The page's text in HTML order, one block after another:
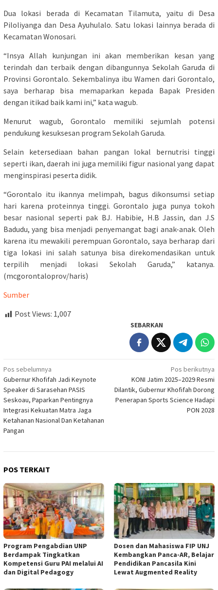
Dua lokasi berada di Kecamatan Tilamuta, yaitu di Desa
Piloliyanga dan Desa Ayuhulalo. Satu lokasi lainnya berada di
Kecamatan Wonosari.
“Insya Allah kunjungan ini akan memberikan kesan yang
terindah dan terbaik dengan dibangunnya Sekolah Garuda di
Provinsi Gorontalo. Sekembalinya ibu Wamen dari Gorontalo,
saya berharap bisa memaparkan kepada Bapak Presiden
dengan itikad baik kami ini,” kata wagub.
Menurut wagub, Gorontalo memiliki sejumlah potensi
pendukung kesuksesan program Sekolah Garuda.
Selain ketersediaan bahan pangan lokal bernutrisi tinggi
seperti ikan, daerah ini juga memiliki figur nasional yang dapat
menginspirasi peserta didik.
“Gorontalo itu ikannya melimpah, bagus dikonsumsi setiap
hari karena proteinnya tinggi. Gorontalo juga punya tokoh
besar nasional seperti pak BJ. Habibie, H.B Jassin, dan J.S
Badudu, yang bisa menjadi penyemangat bagi anak-anak. Oleh
karena itu mewakili perempuan Gorontalo, saya berharap dari
tiga lokasi ini salah satunya bisa direkomendasikan untuk
terpilih menjadi lokasi Sekolah Garuda,” katanya.
(mcgorontaloprov/haris)
Sumber
Post Views: 1,007
SEBARKAN
Navigasi
pos
Pos sebelumnya
Gubernur Khofifah Jadi Keynote
Speaker di Sarasehan PASIS
Seskoau, Paparkan Pentingnya
Integrasi Kekuatan Matra Jaga
Ketahanan Nasional Dan Ketahanan
Pangan
Pos berikutnya
KONI Jatim 2025–2029 Resmi
Dilantik, Gubernur Khofifah Dorong
Penerapan Sports Science Hadapi
PON 2028
POS TERKAIT
Program Pengabdian UNP
Berdampak Tingkatkan
Kompetensi Guru PAI melalui AI
dan Digital Pedagogy
Dosen dan Mahasiswa FIP UNJ
Kembangkan Panca-AR, Belajar
Pendidikan Pancasila Kini
Lewat Augmented Reality